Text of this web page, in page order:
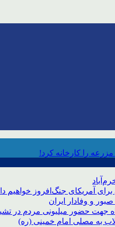
را کارخانه کرد!
آمریکای جنگ‌افروز خواهیم
و وفادار ایران
جهت حضور میلیونی مردم در
به مصلی امام خمینی (ره)